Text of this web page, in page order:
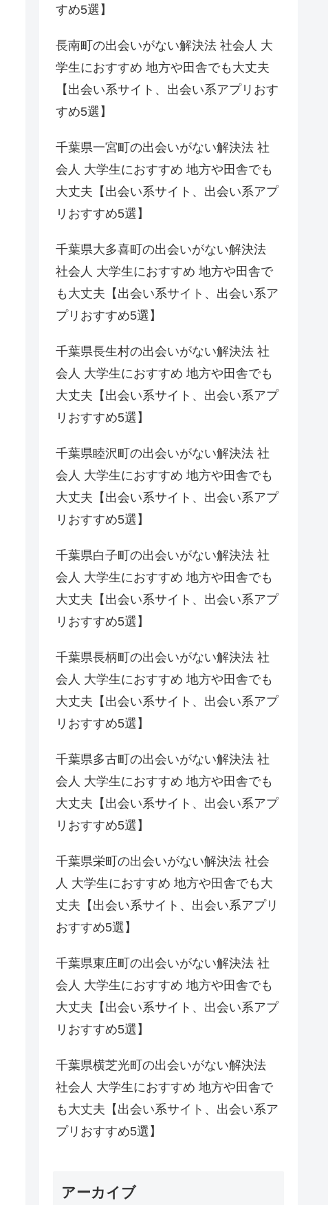
すめ5選】
長南町の出会いがない解決法 社会人 大
学生におすすめ 地方や田舎でも大丈夫
【出会い系サイト、出会い系アプリおす
すめ5選】
千葉県一宮町の出会いがない解決法 社
会人 大学生におすすめ 地方や田舎でも
大丈夫【出会い系サイト、出会い系アプ
リおすすめ5選】
千葉県大多喜町の出会いがない解決法
社会人 大学生におすすめ 地方や田舎で
も大丈夫【出会い系サイト、出会い系ア
プリおすすめ5選】
千葉県長生村の出会いがない解決法 社
会人 大学生におすすめ 地方や田舎でも
大丈夫【出会い系サイト、出会い系アプ
リおすすめ5選】
千葉県睦沢町の出会いがない解決法 社
会人 大学生におすすめ 地方や田舎でも
大丈夫【出会い系サイト、出会い系アプ
リおすすめ5選】
千葉県白子町の出会いがない解決法 社
会人 大学生におすすめ 地方や田舎でも
大丈夫【出会い系サイト、出会い系アプ
リおすすめ5選】
千葉県長柄町の出会いがない解決法 社
会人 大学生におすすめ 地方や田舎でも
大丈夫【出会い系サイト、出会い系アプ
リおすすめ5選】
千葉県多古町の出会いがない解決法 社
会人 大学生におすすめ 地方や田舎でも
大丈夫【出会い系サイト、出会い系アプ
リおすすめ5選】
千葉県栄町の出会いがない解決法 社会
人 大学生におすすめ 地方や田舎でも大
丈夫【出会い系サイト、出会い系アプリ
おすすめ5選】
千葉県東庄町の出会いがない解決法 社
会人 大学生におすすめ 地方や田舎でも
大丈夫【出会い系サイト、出会い系アプ
リおすすめ5選】
千葉県横芝光町の出会いがない解決法
社会人 大学生におすすめ 地方や田舎で
も大丈夫【出会い系サイト、出会い系ア
プリおすすめ5選】
アーカイブ